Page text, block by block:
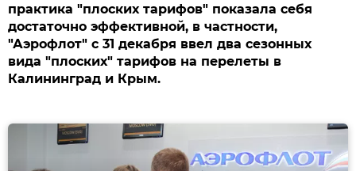
практика "плоских тарифов" показала себя
достаточно эффективной, в частности,
"Аэрофлот" с 31 декабря ввел два сезонных
вида "плоских" тарифов на перелеты в
Калининград и Крым.